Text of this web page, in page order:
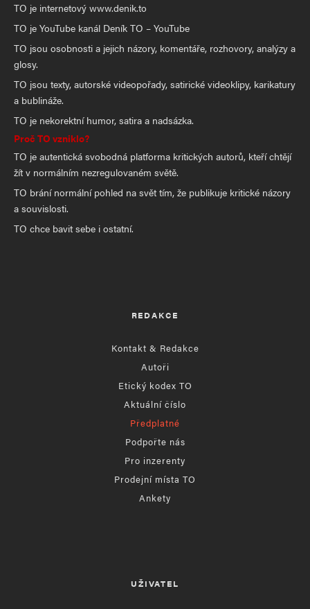
TO je internetový www.denik.to
TO je YouTube kanál Deník TO – YouTube
TO jsou osobnosti a jejich názory, komentáře, rozhovory, analýzy a
glosy.
TO jsou texty, autorské videopořady, satirické videoklipy, karikatury
a bublináže.
TO je nekorektní humor, satira a nadsázka.
Proč TO vzniklo?
TO je autentická svobodná platforma kritických autorů, kteří chtějí
žít v normálním nezregulovaném světě.
TO brání normální pohled na svět tím, že publikuje kritické názory
a souvislosti.
TO chce bavit sebe i ostatní.
REDAKCE
Kontakt & Redakce
Autoři
Etický kodex TO
Aktuální číslo
Předplatné
Podpořte nás
Pro inzerenty
Prodejní místa TO
Ankety
UŽIVATEL